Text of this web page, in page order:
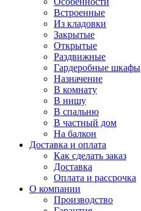
Встроенные
Из кладовки
Закрытые
Открытые
Раздвижные
Гардеробные шкафы
Назначение
В комнату
В нишу
В спальню
В частный дом
На балкон
Доставка и оплата
Как сделать заказ
Доставка
Оплата и рассрочка
О компании
Производство